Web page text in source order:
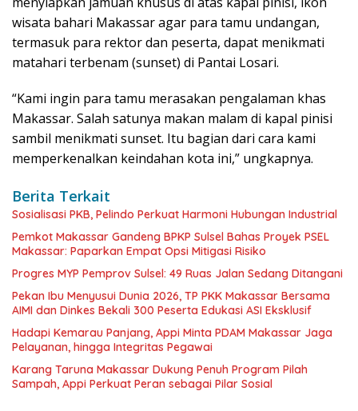
wisata bahari Makassar agar para tamu undangan,
termasuk para rektor dan peserta, dapat menikmati
matahari terbenam (sunset) di Pantai Losari.
“Kami ingin para tamu merasakan pengalaman khas
Makassar. Salah satunya makan malam di kapal pinisi
sambil menikmati sunset. Itu bagian dari cara kami
memperkenalkan keindahan kota ini,” ungkapnya.
Berita Terkait
Sosialisasi PKB, Pelindo Perkuat Harmoni Hubungan Industrial
Pemkot Makassar Gandeng BPKP Sulsel Bahas Proyek PSEL
Makassar: Paparkan Empat Opsi Mitigasi Risiko
Progres MYP Pemprov Sulsel: 49 Ruas Jalan Sedang Ditangani
Pekan Ibu Menyusui Dunia 2026, TP PKK Makassar Bersama
AIMI dan Dinkes Bekali 300 Peserta Edukasi ASI Eksklusif
Hadapi Kemarau Panjang, Appi Minta PDAM Makassar Jaga
Pelayanan, hingga Integritas Pegawai
Karang Taruna Makassar Dukung Penuh Program Pilah
Sampah, Appi Perkuat Peran sebagai Pilar Sosial